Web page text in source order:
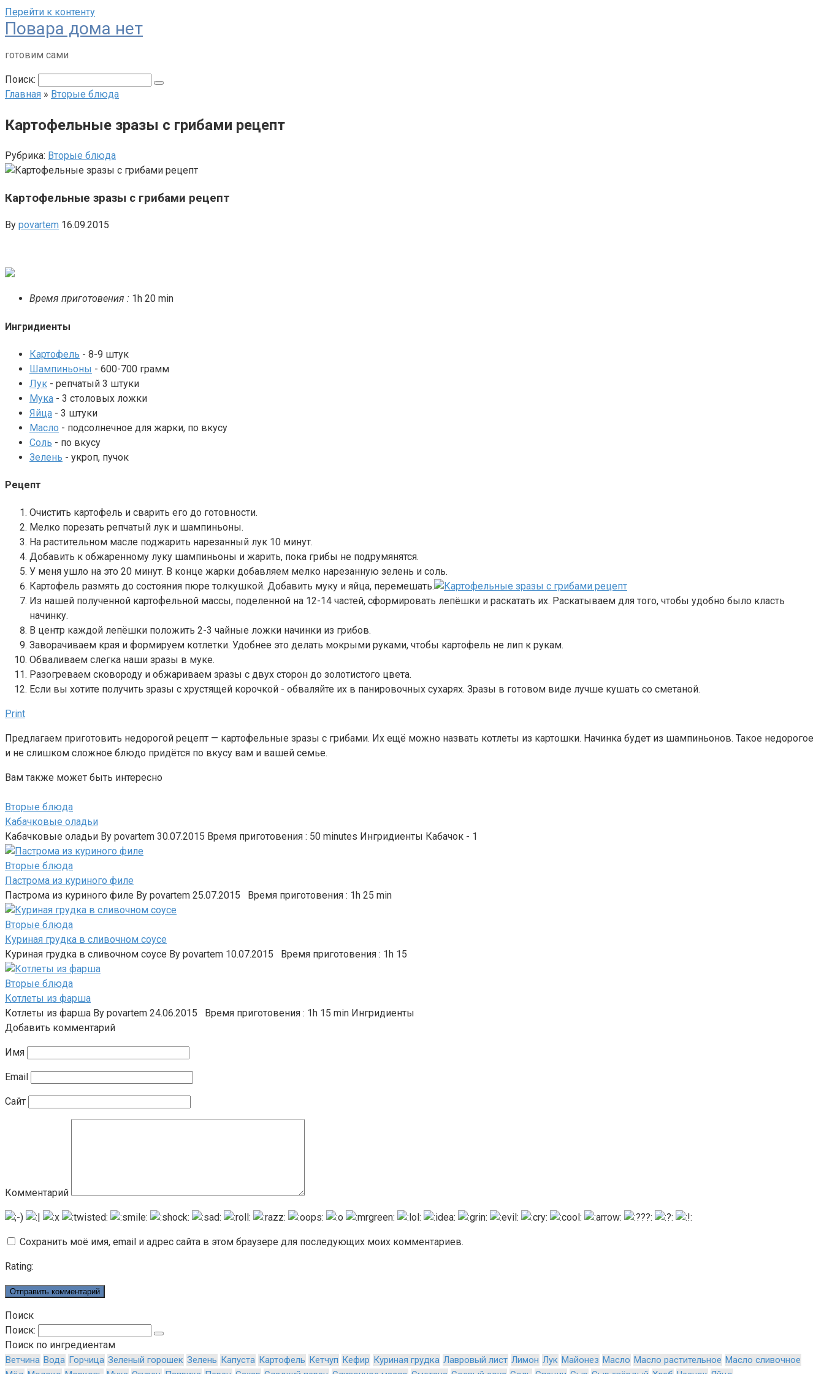
Перейти к контенту
Повара дома нет
готовим сами
Поиск:
Главная » Вторые блюда
Картофельные зразы с грибами рецепт
Рубрика: Вторые блюда
Картофельные зразы с грибами рецепт
By povartem 16.09.2015
Время приготовения : 1h 20 min
Ингридиенты
Картофель - 8-9 штук
Шампиньоны - 600-700 грамм
Лук - репчатый 3 штуки
Мука - 3 столовых ложки
Яйца - 3 штуки
Масло - подсолнечное для жарки, по вкусу
Соль - по вкусу
Зелень - укроп, пучок
Рецепт
Очистить картофель и сварить его до готовности.
Мелко порезать репчатый лук и шампиньоны.
На растительном масле поджарить нарезанный лук 10 минут.
Добавить к обжаренному луку шампиньоны и жарить, пока грибы не подрумянятся.
У меня ушло на это 20 минут. В конце жарки добавляем мелко нарезанную зелень и соль.
Картофель размять до состояния пюре толкушкой. Добавить муку и яйца, перемешать.
Из нашей полученной картофельной массы, поделенной на 12-14 частей, сформировать лепёшки и раскатать их. Раскатываем для того, чтобы удобно было класть
начинку.
В центр каждой лепёшки положить 2-3 чайные ложки начинки из грибов.
Заворачиваем края и формируем котлетки. Удобнее это делать мокрыми руками, чтобы картофель не лип к рукам.
Обваливаем слегка наши зразы в муке.
Разогреваем сковороду и обжариваем зразы с двух сторон до золотистого цвета.
Если вы хотите получить зразы с хрустящей корочкой - обваляйте их в панировочных сухарях. Зразы в готовом виде лучше кушать со сметаной.
Print
Предлагаем приготовить недорогой рецепт — картофельные зразы с грибами. Их ещё можно назвать котлеты из картошки. Начинка будет из шампиньонов. Такое недорогое
и не слишком сложное блюдо придётся по вкусу вам и вашей семье.
Вам также может быть интересно
Вторые блюда
Кабачковые оладьи
Кабачковые оладьи By povartem 30.07.2015 Время приготовения : 50 minutes Ингридиенты Кабачок - 1
Вторые блюда
Пастрома из куриного филе
Пастрома из куриного филе By povartem 25.07.2015 Время приготовения : 1h 25 min
Вторые блюда
Куриная грудка в сливочном соусе
Куриная грудка в сливочном соусе By povartem 10.07.2015 Время приготовения : 1h 15
Вторые блюда
Котлеты из фарша
Котлеты из фарша By povartem 24.06.2015 Время приготовения : 1h 15 min Ингридиенты
Добавить комментарий
Имя
Email
Сайт
Комментарий
Сохранить моё имя, email и адрес сайта в этом браузере для последующих моих комментариев.
Rating:
Поиск
Поиск:
Поиск по ингредиентам
Ветчина Вода Горчица Зеленый горошек Зелень Капуста Картофель Кетчуп Кефир Куриная грудка Лавровый лист Лимон Лук Майонез Масло Масло растительное Масло сливочное